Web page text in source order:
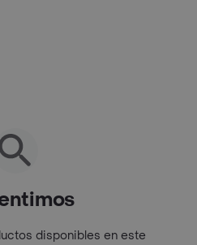
disponibles en este